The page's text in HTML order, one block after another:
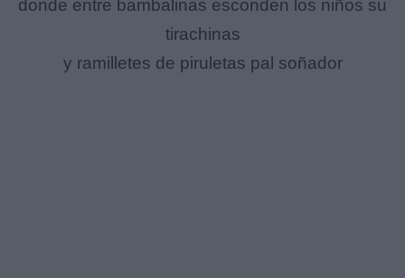
donde entre bambalinas esconden los niños su
tirachinas
y ramilletes de piruletas pal soñador